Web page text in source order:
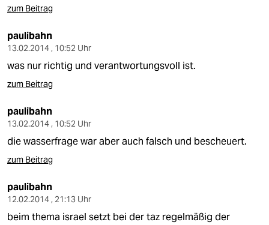
zum Beitrag
paulibahn
13.02.2014 , 10:52 Uhr
was nur richtig und verantwortungsvoll ist.
zum Beitrag
paulibahn
13.02.2014 , 10:52 Uhr
die wasserfrage war aber auch falsch und bescheuert.
zum Beitrag
paulibahn
12.02.2014 , 21:13 Uhr
beim thema israel setzt bei der taz regelmäßig der